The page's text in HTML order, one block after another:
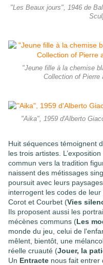
"Les Beaux jours", 1946 de
"Jeune fille à la chemise
Collection of Pierre
"Aika", 1959 d'Alberto
Huit séquences témoignent
les trois artistes.
commun vers la tradition
naissent des métissages
poursuit avec leurs
interrogent les codes de
Corot et Courbet (Vies
Ils proposent aussi les
mécènes communs (Les
monde du jeu, celui de
mêlent, bientôt, une
réelle cruauté (Jouer, la
Un Entracte nous fait entrer